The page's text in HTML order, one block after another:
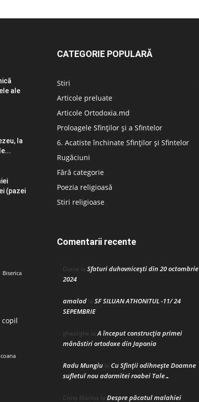
ale
la
(pazei
Biserica
copil
Icoana
CATEGORIE POPULARĂ
Stiri
Articole preluate
Articole Ortodoxia.md
Proloagele Sfinților și a Sfintelor
6. Acatiste închinate Sfinților și Sfintelor
Rugăciuni
Fără categorie
Poezia religioasă
Stiri religioase
Comentarii recente
Doina la Sfaturi duhovnicești din 20 octombrie
2024
amalad la SF SILUAN ATHONITUL -11/ 24
SEPEMBRIE
gheorghe laA început construcţia primei
mănăstiri ortodoxe din Japonia
Radu Mungiu la Cu Sfinții odihnește Doamne
sufletul nou adormitei roabei Tale…
Crina Marina la Despre păcatul malahiei